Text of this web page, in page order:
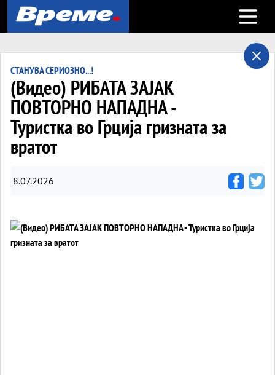
Open
СТАНУВА СЕРИОЗНО...!
(Видео) РИБАТА ЗАЈАК
ПОВТОРНО НАПАДНА -
Туристка во Грција гризната за
вратот
8.07.2026